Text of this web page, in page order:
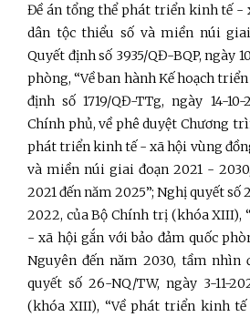
Đề án tổng thể phát triển kinh tế -
dân tộc thiểu số và miền núi
Quyết định số 3935/QĐ-BQP, ngày
phòng, “Về ban hành Kế hoạch
định số 1719/QĐ-TTg, ngày 14-
Chính phủ, về phê duyệt Chương
phát triển kinh tế - xã hội vùng
và miền núi giai đoạn 2021 -
2021 đến năm 2025”; Nghị quyết số
2022, của Bộ Chính trị (khóa XIII),
- xã hội gắn với bảo đảm quốc
Nguyên đến năm 2030, tầm nhìn
quyết số 26-NQ/TW, ngày 3-11-
(khóa XIII), “Về phát triển kinh